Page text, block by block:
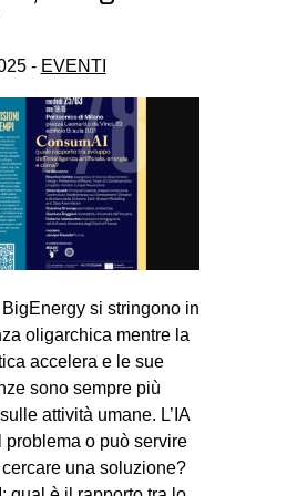
ARTE
CINEMA
MANIFESTI
MUSICA
RECENSIONI
AMERICHE
ORIENTE
EUROPA
ORIENTE
- EVENTI
BigEnergy si stringono in
oligarchica mentre la
accelera e le sue
sono sempre più
attività umane. L’IA
problema o può servire
una soluzione?